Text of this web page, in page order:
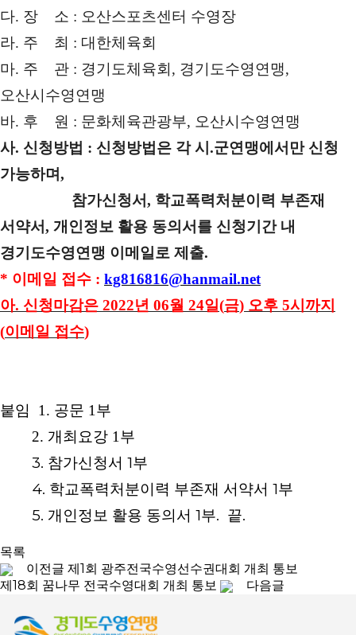
다. 장 소 : 오산스포츠센터 수영장
라. 주 최 : 대한체육회
마. 주 관 : 경기도체육회 , 경기도수영연맹,
오산시수영연맹
바. 후 원 : 문화체육관광부, 오산시수영연맹
사. 신청방법 : 신청방법은 각 시 .군연맹에서만 신청
가능하며,
참가신청서, 학교폭력처분이력 부존재
서약서, 개인정보 활용 동의서를 신청기간 내
경기도수영연맹 이메일로 제출.
* 이메일 접수 : kg816816@hanmail.net
아. 신청마감은 2022년 06월 24일(금) 오후 5시까지
(이메일 접수)
붙임 1. 공문 1부
2. 개최요강 1부
3. 참가신청서 1부
4. 학교폭력처분이력 부존재 서약서 1부
5. 개인정보 활용 동의서 1부. 끝.
목록
이전글 제1회 광주전국수영선수권대회 개최 통보
제18회 꿈나무 전국수영대회 개최 통보
다음글